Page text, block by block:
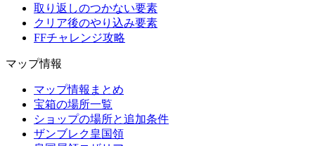
取り返しのつかない要素
クリア後のやり込み要素
FFチャレンジ攻略
マップ情報
マップ情報まとめ
宝箱の場所一覧
ショップの場所と追加条件
ザンブレク皇国領